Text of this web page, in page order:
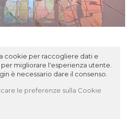
cookie per raccogliere dati e
migliorare l'esperienza utente.
è necessario dare il consenso.
le preferenze sulla Cookie